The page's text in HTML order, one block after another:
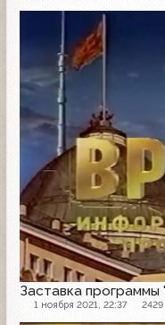
Заставка программы
1 ноября 2021, 22:37 2429
Заставка программы